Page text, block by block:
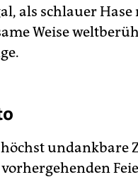
als schlauer Hase
Weise
undankbare